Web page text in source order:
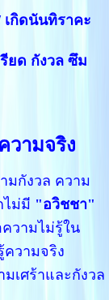
กิดนันทิราคะ
ยด กังวล ซึม
วามจริง
มกังวล ความ
ไม่มี "อวิชชา"
วามไม่รู้ใน
ความจริง
เศร้าและกังวล